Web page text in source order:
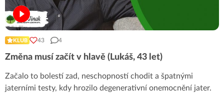
KLUB 43 4
Změna musí začít v hlavě (Lukáš, 43 let)
Začalo to bolestí zad, neschopností chodit a špatnými
jaterními testy, kdy hrozilo degenerativní onemocnění jater.